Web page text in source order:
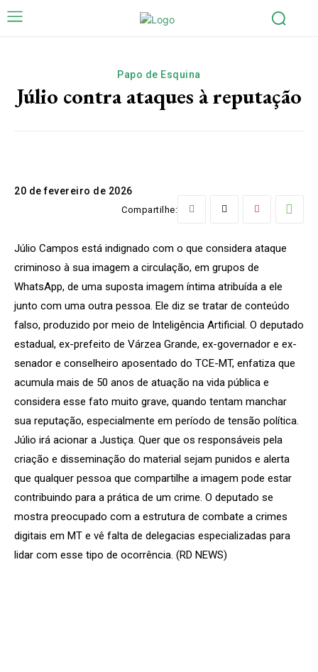
Papo de Esquina
Júlio contra ataques à reputação
20 de fevereiro de 2026
Compartilhe:
Júlio Campos está indignado com o que considera ataque
criminoso à sua imagem a circulação, em grupos de
WhatsApp, de uma suposta imagem íntima atribuída a ele
junto com uma outra pessoa. Ele diz se tratar de conteúdo
falso, produzido por meio de Inteligência Artificial. O deputado
estadual, ex-prefeito de Várzea Grande, ex-governador e ex-
senador e conselheiro aposentado do TCE-MT, enfatiza que
acumula mais de 50 anos de atuação na vida pública e
considera esse fato muito grave, quando tentam manchar
sua reputação, especialmente em período de tensão política.
Júlio irá acionar a Justiça. Quer que os responsáveis pela
criação e disseminação do material sejam punidos e alerta
que qualquer pessoa que compartilhe a imagem pode estar
contribuindo para a prática de um crime. O deputado se
mostra preocupado com a estrutura de combate a crimes
digitais em MT e vê falta de delegacias especializadas para
lidar com esse tipo de ocorrência. (RD NEWS)